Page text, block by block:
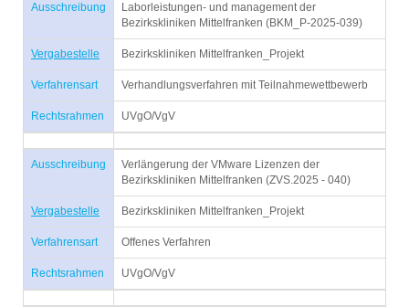
Ausschreibung
Laborleistungen- und management der
Bezirkskliniken Mittelfranken (BKM_P-2025-039)
Vergabestelle Bezirkskliniken Mittelfranken_Projekt
Verfahrensart Verhandlungsverfahren mit Teilnahmewettbewerb
Rechtsrahmen UVgO/VgV
Ausschreibung
Verlängerung der VMware Lizenzen der
Bezirkskliniken Mittelfranken (ZVS.2025 - 040)
Vergabestelle Bezirkskliniken Mittelfranken_Projekt
Verfahrensart Offenes Verfahren
Rechtsrahmen UVgO/VgV